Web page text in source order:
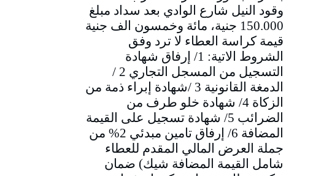
وقود النيل شارع الوادي بعد سداد مبلغ
150.000 جنية، مائة وخمسون الف جنية
قيمة كراسة العطاء لا ترد وفق
الشروط الاتية: 1/ إرفاق شهادة
التسجيل من المسجل التجاري 2 /
الدمغة القانونية 3 /شهادة إبراء ذمة من
الزكاة 4/ شهادة خلو طرف من
الضرائب 5/ شهادة تسجيل على القيمة
المضافة 6/ إرفاق تامين مبدئي 2% من
جملة العرض المالي المقدم للعطاء
شامل القيمة المضافة شيك) ضمان